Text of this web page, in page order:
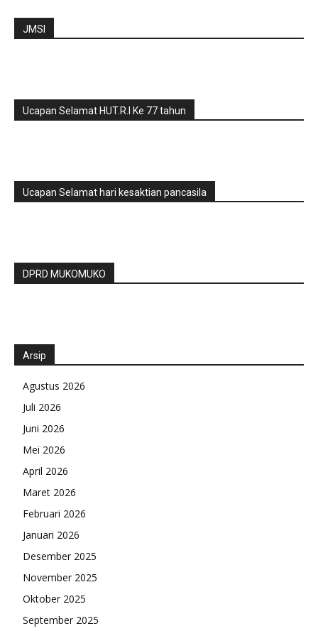
JMSI
Ucapan Selamat HUT.R.I Ke 77 tahun
Ucapan Selamat hari kesaktian pancasila
DPRD MUKOMUKO
Arsip
Agustus 2026
Juli 2026
Juni 2026
Mei 2026
April 2026
Maret 2026
Februari 2026
Januari 2026
Desember 2025
November 2025
Oktober 2025
September 2025